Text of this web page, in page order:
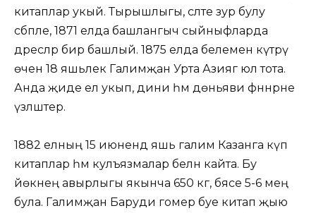
китаплар укый. Тырышлыгы, сәләте зур булу
сәбәпле, 1871 елда башлангыч сыйныфларда
дәресләр бирә башлый. 1875 елда белемен күтәрү
өчен 18 яшьлек Галимҗан Урта Азиягә юл тота.
Анда җиде ел укып, дини һәм дөньяви фәннәрне
үзләштерә.
1882 елның 15 июнендә яшь галим Казанга күп
китаплар һәм кулъязмалар белән кайта. Бу
йөкнең авырлыгы якынча 650 кг, бәясе 5-6 мең
була. Галимҗан Баруди гомер буе китап җыю